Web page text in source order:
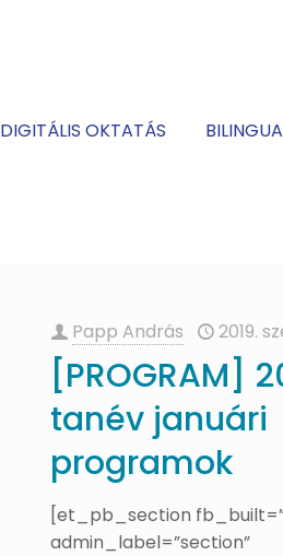
DIGITÁLIS OKTATÁS
Papp András 2019.
[PROGRAM]
tanév januári
programok
[et_pb_section
admin_label=”section”